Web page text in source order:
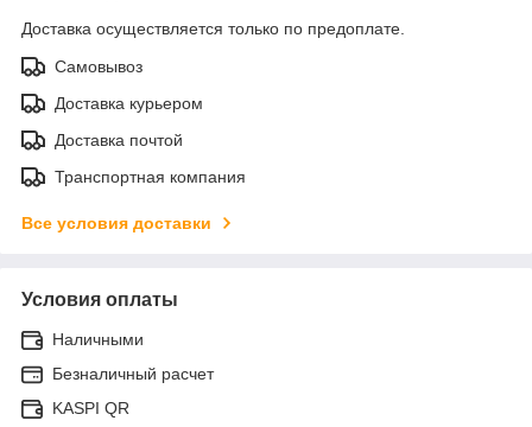
Доставка осуществляется только по предоплате.
Самовывоз
Доставка курьером
Доставка почтой
Транспортная компания
Все условия доставки
Условия оплаты
Наличными
Безналичный расчет
KASPI QR